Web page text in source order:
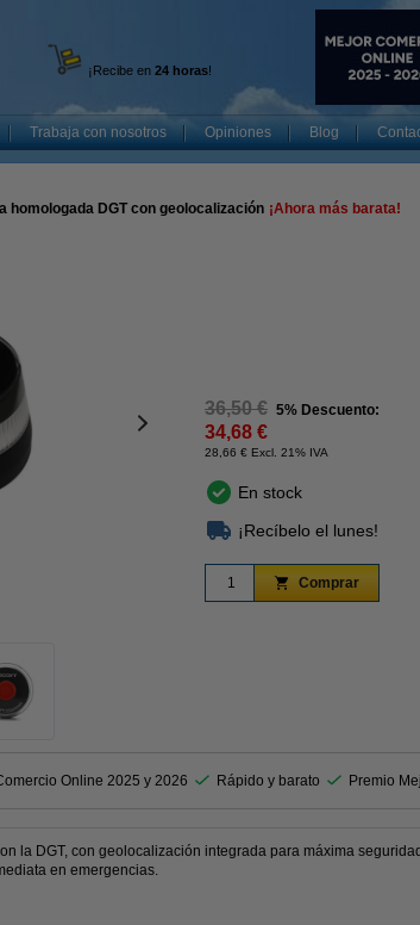
¡Recibe en 24 horas!
Trabaja con nosotros Opiniones Blog
homologada DGT con geolocalización ¡Ahora más barata!
Ampliar
36,50 € 5% Descuento:
34,68 €
28,66 € Excl. 21% IVA
En stock
¡Recíbelo el lunes!
Comprar
Online 2025 y 2026 Rápido y barato Premio
la DGT, con geolocalización integrada para máxima
en emergencias.